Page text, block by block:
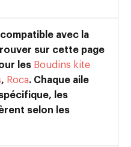
avec la
sur cette page
les Boudins kite
, Roca. Chaque aile
les
selon les